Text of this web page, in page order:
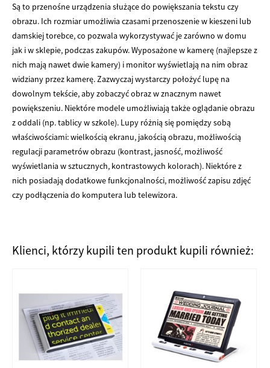
Są to przenośne urządzenia służące do powiększania tekstu czy
obrazu. Ich rozmiar umożliwia czasami przenoszenie w kieszeni lub
damskiej torebce, co pozwala wykorzystywać je zarówno w domu
jak i w sklepie, podczas zakupów. Wyposażone w kamerę (najlepsze z
nich mają nawet dwie kamery) i monitor wyświetlają na nim obraz
widziany przez kamerę. Zazwyczaj wystarczy położyć lupę na
dowolnym tekście, aby zobaczyć obraz w znacznym nawet
powiększeniu. Niektóre modele umożliwiają także oglądanie obrazu
z oddali (np. tablicy w szkole). Lupy różnią się pomiędzy sobą
właściwościami: wielkością ekranu, jakością obrazu, możliwością
regulacji parametrów obrazu (kontrast, jasność, możliwość
wyświetlania w sztucznych, kontrastowych kolorach). Niektóre z
nich posiadają dodatkowe funkcjonalności, możliwość zapisu zdjęć
czy podłączenia do komputera lub telewizora.
Klienci, którzy kupili ten produkt kupili również: